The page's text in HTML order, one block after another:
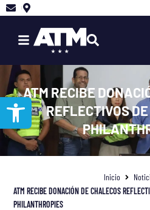
contenido
ATM RECIBE
REFLECTIVOS
Inicio
ATM RECIBE DONACIÓN DE CHALECOS
PHILANTHROPIES
Abrir barra de herramientas